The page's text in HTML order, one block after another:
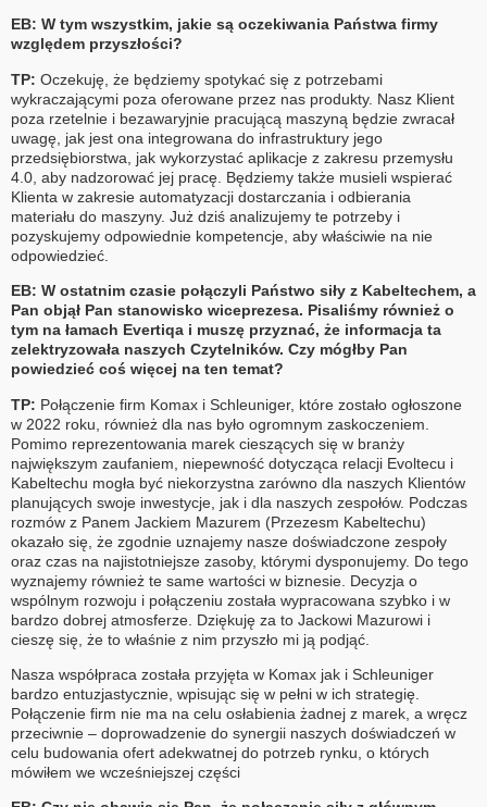
EB: W tym wszystkim, jakie są oczekiwania Państwa firmy
względem przyszłości?
TP: Oczekuję, że będziemy spotykać się z potrzebami
wykraczającymi poza oferowane przez nas produkty. Nasz Klient
poza rzetelnie i bezawaryjnie pracującą maszyną będzie zwracał
uwagę, jak jest ona integrowana do infrastruktury jego
przedsiębiorstwa, jak wykorzystać aplikacje z zakresu przemysłu
4.0, aby nadzorować jej pracę. Będziemy także musieli wspierać
Klienta w zakresie automatyzacji dostarczania i odbierania
materiału do maszyny. Już dziś analizujemy te potrzeby i
pozyskujemy odpowiednie kompetencje, aby właściwie na nie
odpowiedzieć.
EB: W ostatnim czasie połączyli Państwo siły z Kabeltechem, a
Pan objął Pan stanowisko wiceprezesa. Pisaliśmy również o
tym na łamach Evertiqa i muszę przyznać, że informacja ta
zelektryzowała naszych Czytelników. Czy mógłby Pan
powiedzieć coś więcej na ten temat?
TP: Połączenie firm Komax i Schleuniger, które zostało ogłoszone
w 2022 roku, również dla nas było ogromnym zaskoczeniem.
Pomimo reprezentowania marek cieszących się w branży
największym zaufaniem, niepewność dotycząca relacji Evoltecu i
Kabeltechu mogła być niekorzystna zarówno dla naszych Klientów
planujących swoje inwestycje, jak i dla naszych zespołów. Podczas
rozmów z Panem Jackiem Mazurem (Przezesm Kabeltechu)
okazało się, że zgodnie uznajemy nasze doświadczone zespoły
oraz czas na najistotniejsze zasoby, którymi dysponujemy. Do tego
wyznajemy również te same wartości w biznesie. Decyzja o
wspólnym rozwoju i połączeniu została wypracowana szybko i w
bardzo dobrej atmosferze. Dziękuję za to Jackowi Mazurowi i
cieszę się, że to właśnie z nim przyszło mi ją podjąć.
Nasza współpraca została przyjęta w Komax jak i Schleuniger
bardzo entuzjastycznie, wpisując się w pełni w ich strategię.
Połączenie firm nie ma na celu osłabienia żadnej z marek, a wręcz
przeciwnie – doprowadzenie do synergii naszych doświadczeń w
celu budowania ofert adekwatnej do potrzeb rynku, o których
mówiłem we wcześniejszej części